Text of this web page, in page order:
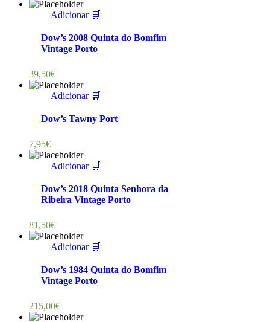
Adicionar 🛒
Dow’s 2008 Quinta do Bomfim
Vintage Porto
39,50€
Adicionar 🛒
Dow’s Tawny Port
7,95€
Adicionar 🛒
Dow’s 2018 Quinta Senhora da
Ribeira Vintage Porto
81,50€
Adicionar 🛒
Dow’s 1984 Quinta do Bomfim
Vintage Porto
215,00€